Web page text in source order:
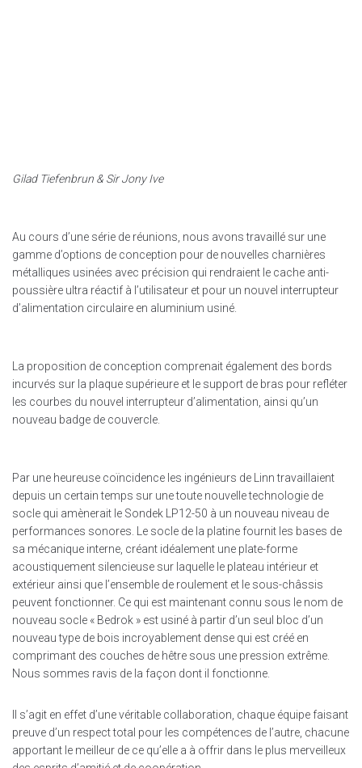
Gilad Tiefenbrun & Sir Jony Ive
Au cours d’une série de réunions, nous avons travaillé sur une
gamme d’options de conception pour de nouvelles charnières
métalliques usinées avec précision qui rendraient le cache anti-
poussière ultra réactif à l’utilisateur et pour un nouvel interrupteur
d’alimentation circulaire en aluminium usiné.
La proposition de conception comprenait également des bords
incurvés sur la plaque supérieure et le support de bras pour refléter
les courbes du nouvel interrupteur d’alimentation, ainsi qu’un
nouveau badge de couvercle.
Par une heureuse coïncidence les ingénieurs de Linn travaillaient
depuis un certain temps sur une toute nouvelle technologie de
socle qui amènerait le Sondek LP12-50 à un nouveau niveau de
performances sonores. Le socle de la platine fournit les bases de
sa mécanique interne, créant idéalement une plate-forme
acoustiquement silencieuse sur laquelle le plateau intérieur et
extérieur ainsi que l’ensemble de roulement et le sous-châssis
peuvent fonctionner. Ce qui est maintenant connu sous le nom de
nouveau socle « Bedrok » est usiné à partir d’un seul bloc d’un
nouveau type de bois incroyablement dense qui est créé en
comprimant des couches de hêtre sous une pression extrême.
Nous sommes ravis de la façon dont il fonctionne.
Il s’agit en effet d’une véritable collaboration, chaque équipe faisant
preuve d’un respect total pour les compétences de l’autre, chacune
apportant le meilleur de ce qu’elle a à offrir dans le plus merveilleux